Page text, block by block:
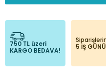
750 TL üzeri
KARGO BEDAVA!
5 İŞ